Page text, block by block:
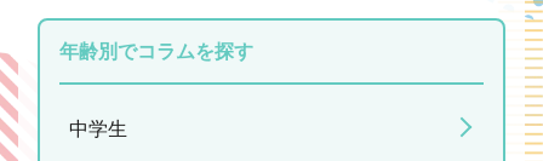
年齢別でコラムを探す
中学生